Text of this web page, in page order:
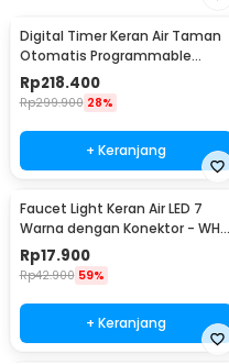
Digital Timer Keran Air Taman
Otomatis Programmable
Garden Irrigation - 1383
Rp218.400
Rp299.900 28%
+ Keranjang
Faucet Light Keran Air LED 7
Warna dengan Konektor - WH-
F03
Rp17.900
Rp42.900 59%
+ Keranjang